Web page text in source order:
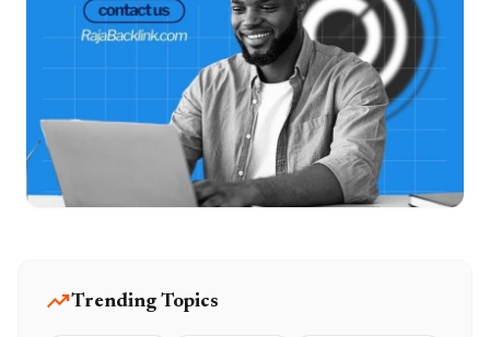
trending_upTrending Topics